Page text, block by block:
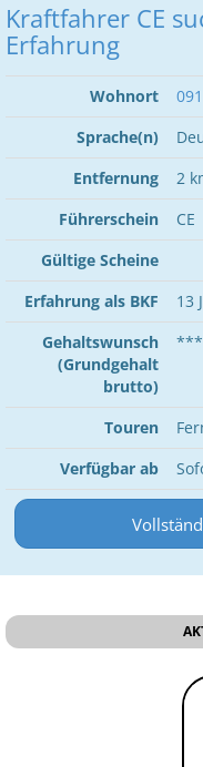
Kraftfahrer CE
Erfahrung
Wohnort
Sprache(n)
Entfernung
2
Führerschein
CE
Gültige Scheine
Erfahrung als BKF
13
Gehaltswunsch
(Grundgehalt
brutto)
Touren
Verfügbar ab